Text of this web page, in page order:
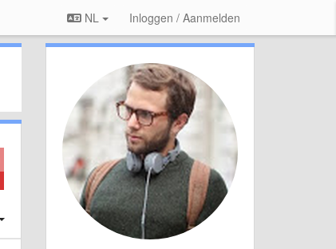
NL Inloggen / Aanmelden